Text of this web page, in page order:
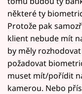
některé ty
Protože pak
klient nebude mít
by měly
požadovat
muset mít/pořídit
kamerou. Nebo